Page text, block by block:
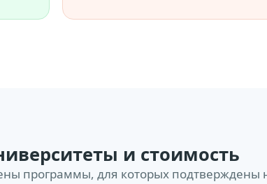
и стоимость
программы, для которых подтверждены